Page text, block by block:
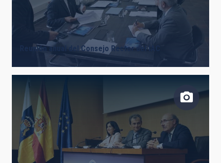
Reunión anual del Consejo Rector del IAC